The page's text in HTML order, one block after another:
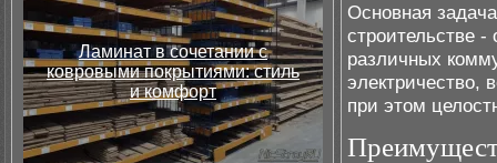
Ламинат в сочетании с
ковровыми покрытиями: стиль
и комфорт
Основная
строительстве -
различных
электричество,
при этом